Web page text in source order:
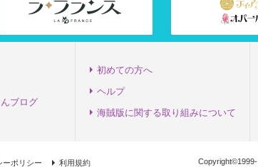
ブログ
初めての方へ
ヘルプ
海賊版に関する取り組みについて
ーポリシー 利用規約 Copyright©1999-